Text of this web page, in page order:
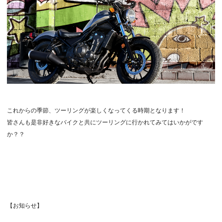
これからの季節、ツーリングが楽しくなってくる時期となります！
皆さんも是非好きなバイクと共にツーリングに行かれてみてはいかがです
か？？
【お知らせ】